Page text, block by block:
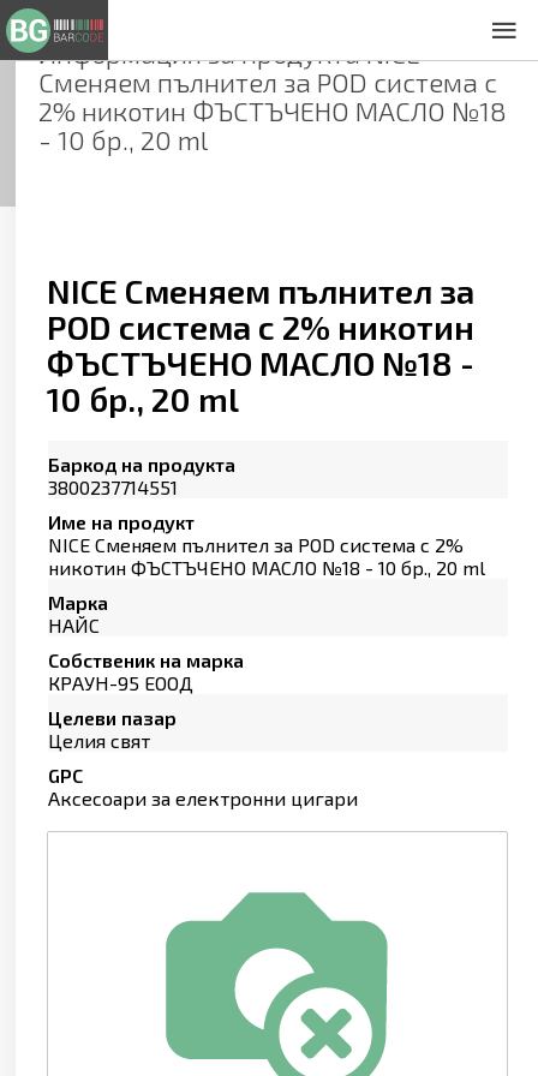
Информация за продуктаNICE
Сменяем пълнител за POD система с
2% никотин ФЪСТЪЧЕНО МАСЛО №18
- 10 бр., 20 ml
NICE Сменяем пълнител за
POD система с 2% никотин
ФЪСТЪЧЕНО МАСЛО №18 -
10 бр., 20 ml
Баркод на продукта
3800237714551
Име на продукт
NICE Сменяем пълнител за POD система с 2%
никотин ФЪСТЪЧЕНО МАСЛО №18 - 10 бр., 20 ml
Марка
НАЙС
Собственик на марка
КРАУН-95 ЕООД
Целеви пазар
Целия свят
GPC
Аксесоари за електронни цигари
Общи условия
Декларация за проверителност
Заснемане на продукти